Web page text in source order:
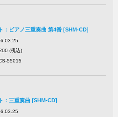
：ピアノ三重奏曲 第4番 [SHM-CD]
(税込)
55015
：三重奏曲 [SHM-CD]